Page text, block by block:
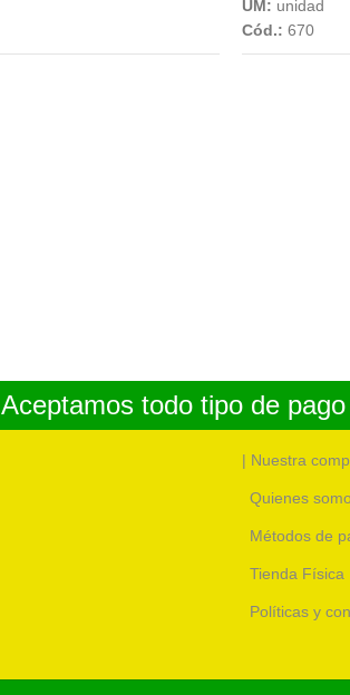
UM: unidad
Cód.: 670
Aceptamos todo tipo de
| Nuestra
Quienes
Métodos de
Tienda Física
Políticas y